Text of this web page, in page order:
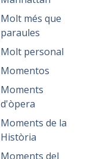
Molt més que
paraules
Molt personal
Momentos
Moments
d'òpera
Moments de la
Història
Moments del